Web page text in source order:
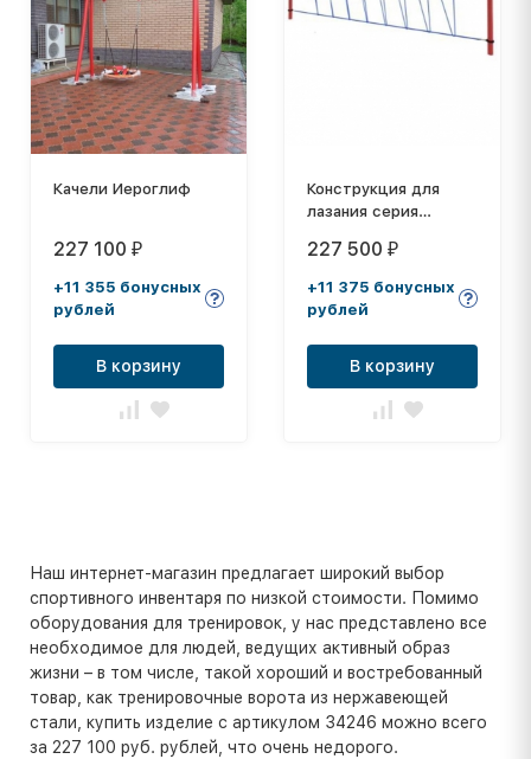
Качели Иероглиф
227 100 ₽
+11 355 бонусных
рублей
В корзину
Конструкция для
лазания серия
ИК-047
227 500 ₽
+11 375 бонусных
рублей
В корзину
Наш интернет-магазин предлагает широкий выбор
спортивного инвентаря по низкой стоимости. Помимо
оборудования для тренировок, у нас представлено все
необходимое для людей, ведущих активный образ
жизни – в том числе, такой хороший и востребованный
товар, как тренировочные ворота из нержавеющей
стали, купить изделие с артикулом 34246 можно всего
за 227 100 руб. рублей, что очень недорого.